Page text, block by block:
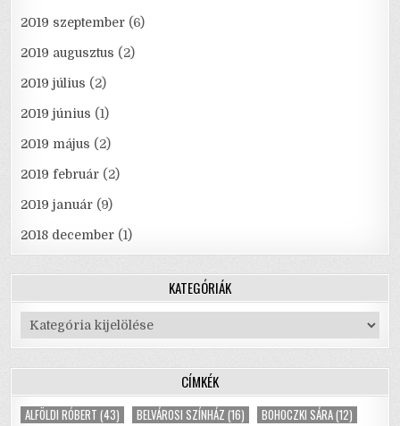
2019 szeptember (6)
2019 augusztus (2)
2019 július (2)
2019 június (1)
2019 május (2)
2019 február (2)
2019 január (9)
2018 december (1)
KATEGÓRIÁK
Kategóriák
CÍMKÉK
ALFÖLDI RÓBERT (43) BELVÁROSI SZÍNHÁZ (16) BOHOCZKI SÁRA(12)